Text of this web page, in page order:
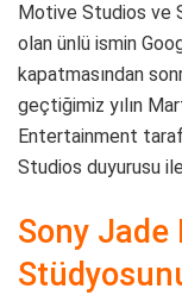
Motive Studios ve
olan ünlü ismin
kapatmasından
geçtiğimiz yılın
Entertainment
Studios duyurusu ile
Sony Jade